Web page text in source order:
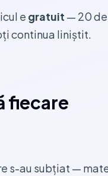
e gratuit — 20 de
continua liniștit.
fiecare
s-au subțiat —